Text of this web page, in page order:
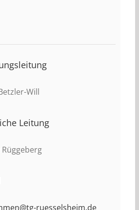
Will
Leitung
Rüggeberg
ruesselsheim.de